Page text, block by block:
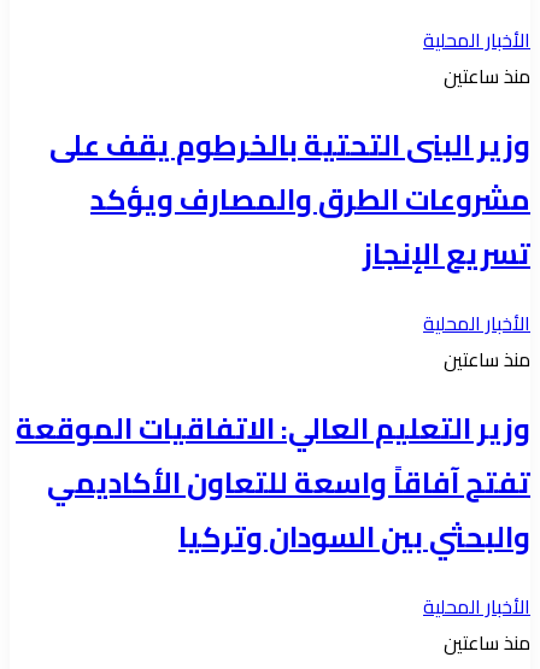
الأخبار المحلية
منذ ساعتين
وزير البنى التحتية بالخرطوم يقف على
مشروعات الطرق والمصارف ويؤكد
تسريع الإنجاز
الأخبار المحلية
منذ ساعتين
وزير التعليم العالي: الاتفاقيات الموقعة
تفتح آفاقاً واسعة للتعاون الأكاديمي
والبحثي بين السودان وتركيا
الأخبار المحلية
منذ ساعتين